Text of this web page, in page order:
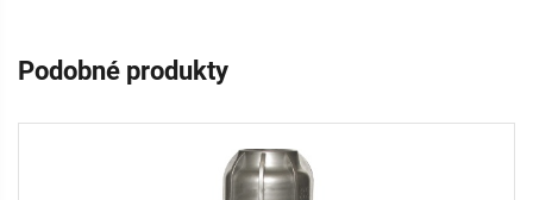
Podobné produkty